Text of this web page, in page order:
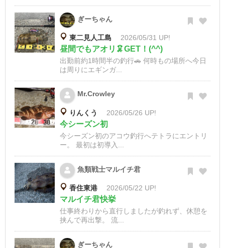
ぎーちゃん
東二見人工島 2026/05/31 UP!
昼間でもアオリ🦑GET！(^^)
出勤前約1時間半の釣行🚗 何時もの場所へ今日
は周りにエギンガ...
Mr.Crowley
りんくう 2026/05/26 UP!
今シーズン初
今シーズン初のアコウ釣行へテトラにエントリ
ー。 最初は初導入...
魚類戦士マルイチ君
香住東港 2026/05/22 UP!
マルイチ君快挙
仕事終わりから直行しましたが釣れず、休憩を
挟んで再出撃。 流...
ぎーちゃん